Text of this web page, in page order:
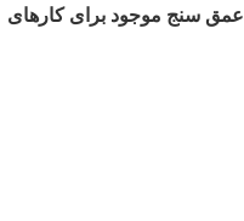
عمق سنج موجود برای کارهای